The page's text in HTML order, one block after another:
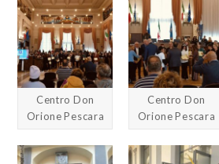
Centro Don
Orione Pescara
Centro Don
Orione Pescara